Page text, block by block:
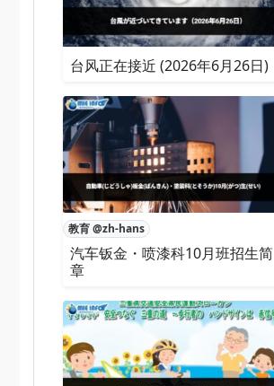
台风正在接近 (2026年6月26日)
教育 @zh-hans
汽车钣金・喷漆科10月班招生简
章